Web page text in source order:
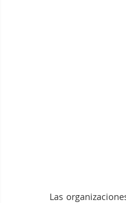
Las